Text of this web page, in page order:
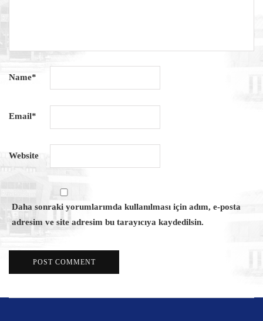
Name*
Email*
Website
Daha sonraki yorumlarımda kullanılması için adım, e-posta
adresim ve site adresim bu tarayıcıya kaydedilsin.